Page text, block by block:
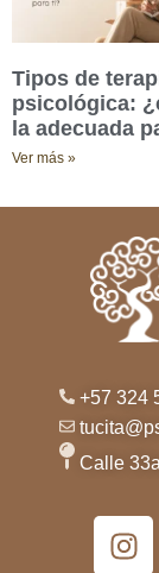
Tipos de
psicológica:
la adecuada
Ver más »
+57 324
Calle